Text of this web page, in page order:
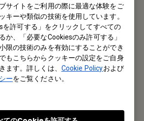
サイトをご利用の際に最適な体験をご
キーや類似の技術を使用しています。
を許可する」をクリックしてすべての
か、「必要なCookiesのみ許可する」
限の技術のみを有効にすることができ
もこちらからクッキーの設定をご自身
ます。詳しくは、 Cookie Policyおよび
ーをご覧ください。
手伝いさせていただきます。
お問い合わせ
メルマガ登録